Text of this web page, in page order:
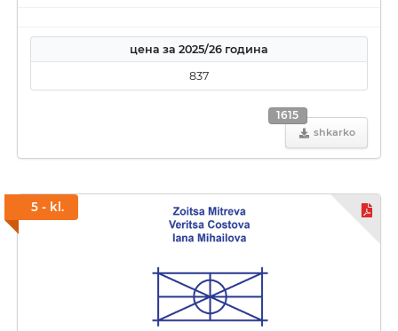
цена за 2025/26 година
837
shkarko
1615
5 - kl.